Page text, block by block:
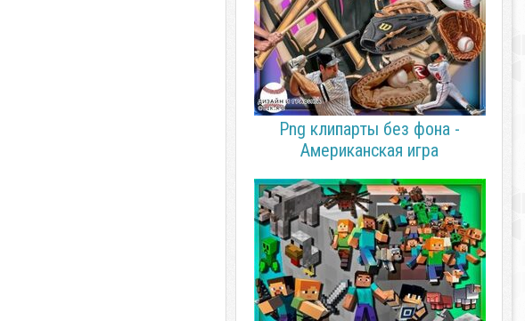
Png клипарты без фона -
Американская игра